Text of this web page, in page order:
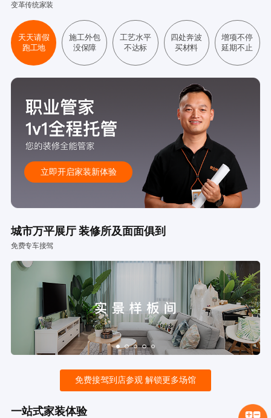
变革传统家装
天天请假
跑工地
施工外包
没保障
工艺水平
不达标
四处奔波
买材料
增项不停
延期不止
立即开启家装新体验
城市万平展厅 装修所及面面俱到
免费专车接驾
免费接驾到店参观 解锁更多场馆
一站式家装体验